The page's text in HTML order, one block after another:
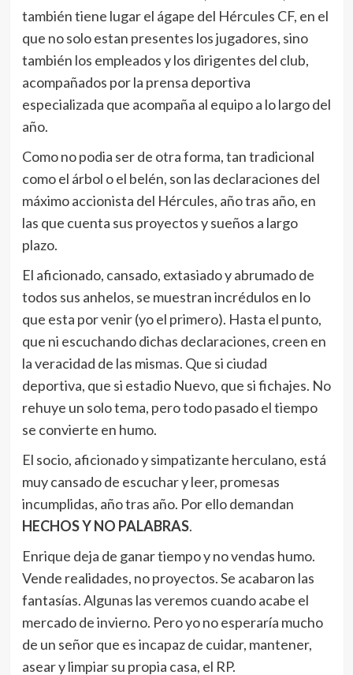
también tiene lugar el ágape del Hércules CF, en el
que no solo estan presentes los jugadores, sino
también los empleados y los dirigentes del club,
acompañados por la prensa deportiva
especializada que acompaña al equipo a lo largo del
año.
Como no podia ser de otra forma, tan tradicional
como el árbol o el belén, son las declaraciones del
máximo accionista del Hércules, año tras año, en
las que cuenta sus proyectos y sueños a largo
plazo.
El aficionado, cansado, extasiado y abrumado de
todos sus anhelos, se muestran incrédulos en lo
que esta por venir (yo el primero). Hasta el punto,
que ni escuchando dichas declaraciones, creen en
la veracidad de las mismas. Que si ciudad
deportiva, que si estadio Nuevo, que si fichajes. No
rehuye un solo tema, pero todo pasado el tiempo
se convierte en humo.
El socio, aficionado y simpatizante herculano, está
muy cansado de escuchar y leer, promesas
incumplidas, año tras año. Por ello demandan
HECHOS Y NO PALABRAS.
Enrique deja de ganar tiempo y no vendas humo.
Vende realidades, no proyectos. Se acabaron las
fantasías. Algunas las veremos cuando acabe el
mercado de invierno. Pero yo no esperaría mucho
de un señor que es incapaz de cuidar, mantener,
asear y limpiar su propia casa, el RP.